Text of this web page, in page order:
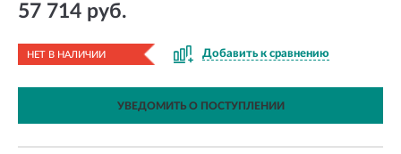
57 714 руб.
НЕТ В НАЛИЧИИ Добавить к сравнению
УВЕДОМИТЬ О ПОСТУПЛЕНИИ